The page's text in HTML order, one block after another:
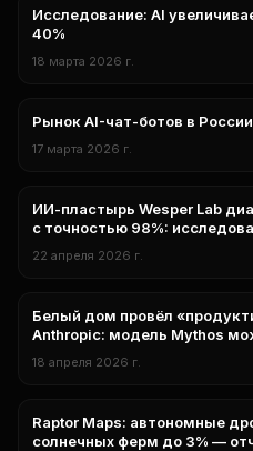
аналитика
Исследование: AI
40%
18 марта 2026 г.
аналитика
Рынок AI-чат-ботов в
17 марта 2026 г.
нейросети
ИИ-пластырь Wesper Lab
с точностью 98%:
22 апреля 2026 г.
нейросети
Белый дом провёл
Anthropic: модель Mythos
18 апреля 2026 г.
нейросети
Raptor Maps: автономные
солнечных ферм до 3% —